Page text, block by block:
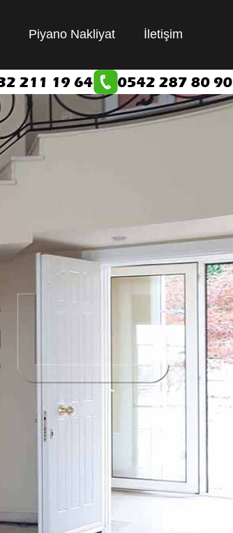
Piyano Nakliyat İletişim